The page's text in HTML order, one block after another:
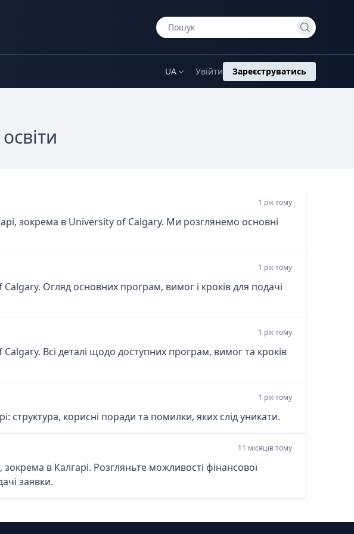
UA Увійти Зареєструватись
1 рік тому
зокрема в University of Calgary. Ми розглянемо основні
1 рік тому
Огляд основних програм, вимог і кроків для подачі
1 рік тому
Всі деталі щодо доступних програм, вимог та кроків
1 рік тому
структура, корисні поради та помилки, яких слід уникати.
11 місяців тому
в Калгарі. Розгляньте можливості фінансової
заявки.